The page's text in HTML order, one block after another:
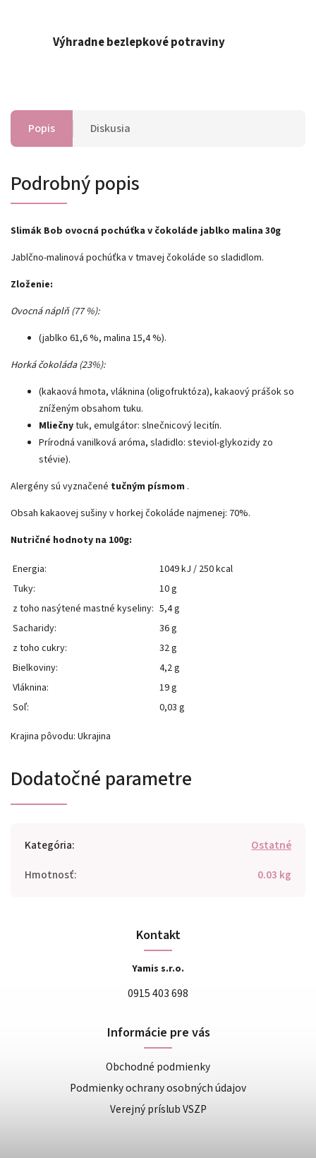
Výhradne bezlepkové potraviny
Popis Diskusia
Podrobný popis
Slimák Bob ovocná pochúťka v čokoláde jablko malina 30g
Jablčno-malinová pochúťka v tmavej čokoláde so sladidlom.
Zloženie:
Ovocná náplň (77 %):
(jablko 61,6 %, malina 15,4 %).
Horká čokoláda (23%):
(kakaová hmota, vláknina (oligofruktóza), kakaový prášok so
zníženým obsahom tuku.
Mliečnytuk, emulgátor: slnečnicový lecitín.
Prírodná vanilková aróma, sladidlo: steviol-glykozidy zo
stévie).
Alergény sú vyznačené tučným písmom .
Obsah kakaovej sušiny v horkej čokoláde najmenej: 70%.
Nutričné ​​hodnoty na 100g:
Energia:
1049 kJ / 250 kcal
Tuky:
10 g
z toho nasýtené mastné kyseliny: 5,4 g
Sacharidy:
36 g
z toho cukry:
32 g
Bielkoviny:
4,2 g
Vláknina:
19 g
Soľ:
0,03 g
Krajina pôvodu: Ukrajina
Dodatočné parametre
Kategória:
Ostatné
Hmotnosť: 0.03 kg
Kontakt
Yamis s.r.o.
0915 403 698
Informácie pre vás
Obchodné podmienky
Podmienky ochrany osobných údajov
Verejný príslub VSZP